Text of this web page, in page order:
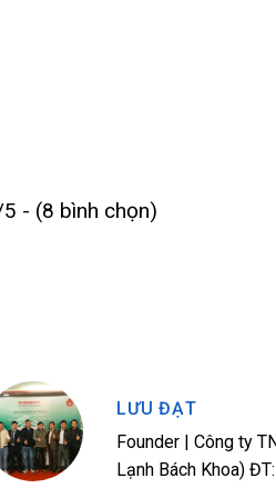
- (8 bình chọn)
LƯU ĐẠT
Founder | Công ty
Lạnh Bách Khoa)